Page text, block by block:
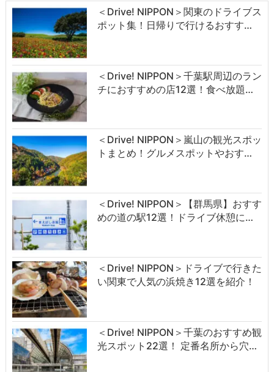
＜Drive! NIPPON＞関東のドライブス
ポット集！日帰りで行けるおすす…
＜Drive! NIPPON＞千葉駅周辺のラン
チにおすすめの店12選！食べ放題…
＜Drive! NIPPON＞嵐山の観光スポッ
トまとめ！グルメスポットやおす…
＜Drive! NIPPON＞【群馬県】おすす
めの道の駅12選！ドライブ休憩に…
＜Drive! NIPPON＞ドライブで行きた
い関東で人気の浜焼き12選を紹介！
＜Drive! NIPPON＞千葉のおすすめ観
光スポット22選！ 定番名所から穴…